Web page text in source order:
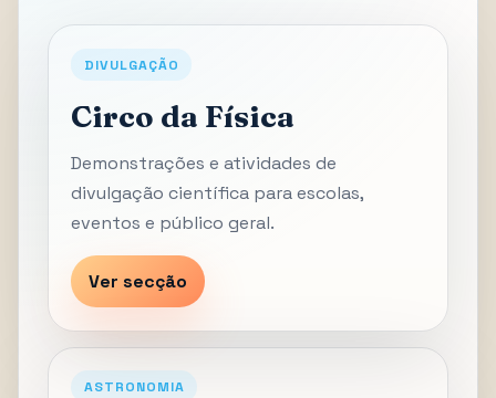
DIVULGAÇÃO
Circo da Física
Demonstrações e atividades de
divulgação científica para escolas,
eventos e público geral.
Ver secção
ASTRONOMIA